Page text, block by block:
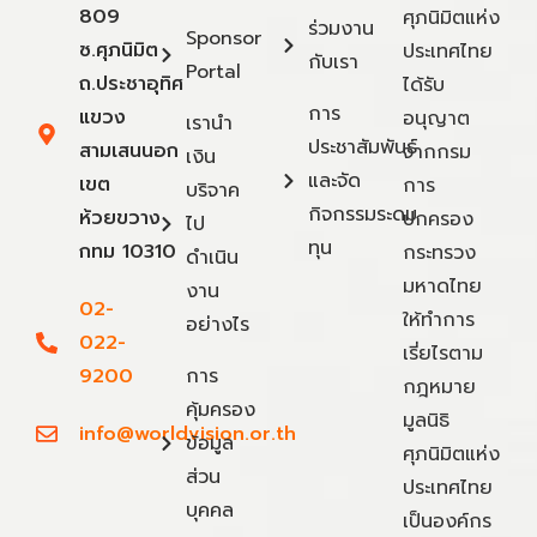
809
ซ.ศุภนิมิต
ถ.ประชาอุทิศ
แขวง
สามเสนนอก
เขต
ห้วยขวาง
กทม 10310
02-
022-
9200
info@worldvision.or.th
Sponsor
Portal
เรานำ
เงิน
บริจาค
ไป
ดำเนิน
งาน
อย่างไร
การ
คุ้มครอง
ข้อมูล
ส่วน
บุคคล
ร่วมงาน
กับเรา
การ
ประชาสัมพันธ์
และจัด
กิจกรรมระดม
ทุน
ศุภนิมิตแห่ง
ประเทศไทย
ได้รับ
อนุญาต
จากกรม
การ
ปกครอง
กระทรวง
มหาดไทย
ให้ทำการ
เรี่ยไรตาม
กฎหมาย
มูลนิธิ
ศุภนิมิตแห่ง
ประเทศไทย
เป็นองค์กร